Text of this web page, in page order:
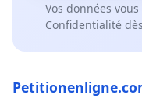
Vos données
Confidentialité